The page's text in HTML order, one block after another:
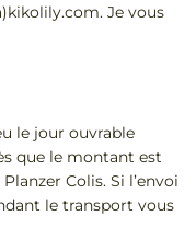
Je vous
le jour ouvrable
que le montant est
Colis. Si l’envoi
le transport vous